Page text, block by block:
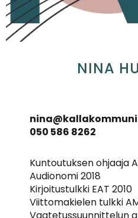
NINA
050 586 8262
Kuntoutuksen ohjaaja
Audionomi 2018
Kirjoitustulkki EAT 2010
Viittomakielen tulkki
Vaatetussuunnittelun